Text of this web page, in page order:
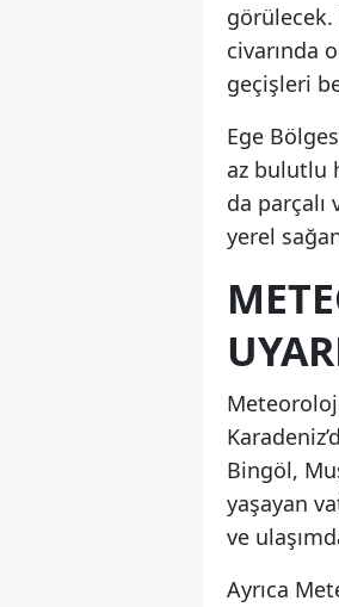
görülecek.
civarında
geçişleri
Ege
az bulutlu
da
yerel
Bingöl,
yaşayan
ve
Ayrıca